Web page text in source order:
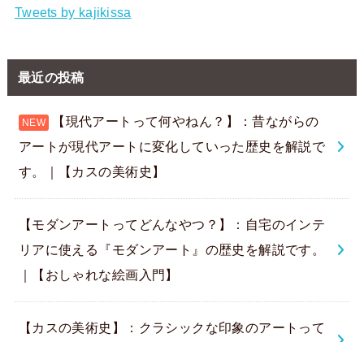
Tweets by kajikissa
最近の投稿
【現代アートって何やねん？】：昔ながらの
アートが現代アートに変化していった歴史を解説で
す。｜【カスの美術史】
【モダンアートってどんなやつ？】：自宅のインテ
リアに使える『モダンアート』の歴史を解説です。
｜【おしゃれな絵画入門】
【カスの美術史】：クラシックな印象のアートって